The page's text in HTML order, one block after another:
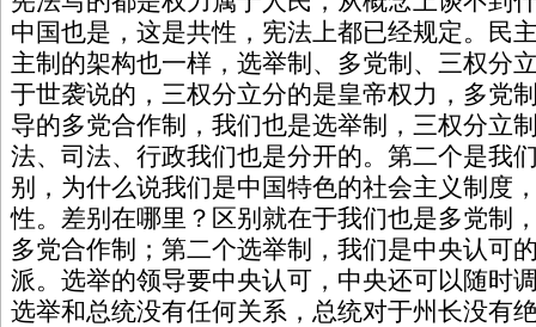
中国也是，这是共性，宪法上都已经规定。民
主制的架构也一样，选举制、多党制、三权分
于世袭说的，三权分立分的是皇帝权力，多党
导的多党合作制，我们也是选举制，三权分立
法、司法、行政我们也是分开的。第二个是我
别，为什么说我们是中国特色的社会主义制度
性。差别在哪里？区别就在于我们也是多党制
多党合作制；第二个选举制，我们是中央认可
派。选举的领导要中央认可，中央还可以随时
选举和总统没有任何关系，总统对于州长没有